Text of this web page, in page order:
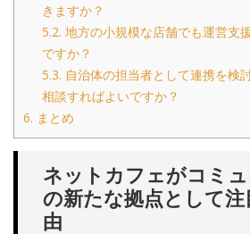
きますか？
5.2. 地方の小規模な店舗でも運営支
ですか？
5.3. 自治体の担当者として連携を検
相談すればよいですか？
6. まとめ
ネットカフェがコミ
の新たな拠点として
由